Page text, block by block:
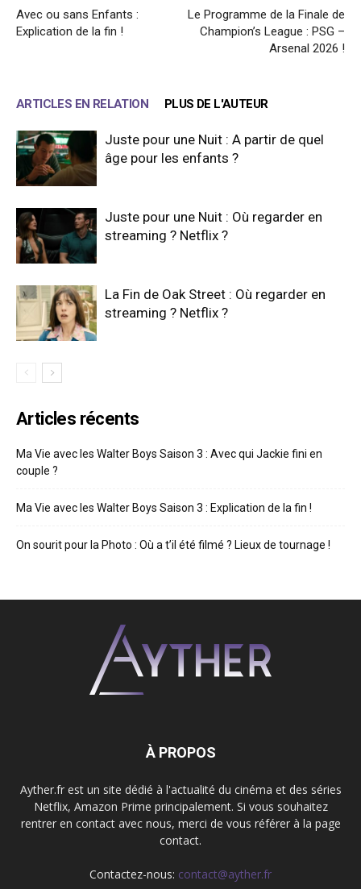
Avec ou sans Enfants :
Explication de la fin !
Le Programme de la Finale de
Champion’s League : PSG –
Arsenal 2026 !
ARTICLES EN RELATION PLUS DE L'AUTEUR
Juste pour une Nuit : A partir de quel
âge pour les enfants ?
Juste pour une Nuit : Où regarder en
streaming ? Netflix ?
La Fin de Oak Street : Où regarder en
streaming ? Netflix ?
Articles récents
Ma Vie avec les Walter Boys Saison 3 : Avec qui Jackie fini en
couple ?
Ma Vie avec les Walter Boys Saison 3 : Explication de la fin !
On sourit pour la Photo : Où a t’il été filmé ? Lieux de tournage !
À PROPOS
Ayther.fr est un site dédié à l'actualité du cinéma et des séries
Netflix, Amazon Prime principalement. Si vous souhaitez
rentrer en contact avec nous, merci de vous référer à la page
contact.
Contactez-nous: contact@ayther.fr